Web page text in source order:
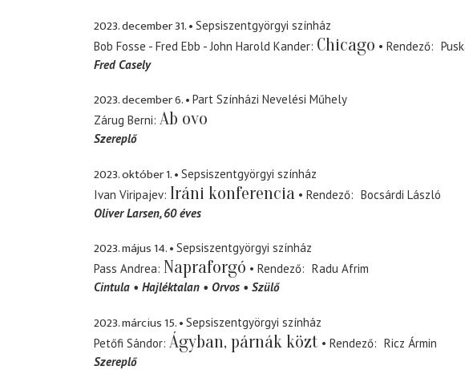
2023. december 31.
Sepsiszentgyörgyi színház
Bob Fosse - Fred Ebb - John Harold Kander Chicago Rendező
Fred Casely
2023. december 6.
Part Színházi Nevelési Műhely
Zárug Berni Ab ovo
Szereplő
2023. október 1.
Sepsiszentgyörgyi színház
Ivan Viripajev Iráni konferencia Rendező
Bocsárdi László
Oliver Larsen, 60 éves
2023. május 14.
Sepsiszentgyörgyi színház
Pass Andrea Napraforgó Rendező
Radu Afrim
Cintula
Hajléktalan Orvos Szülő
2023. március 15.
Sepsiszentgyörgyi színház
Petőfi Sándor Ágyban, párnák közt Rendező
Ricz Ármin
Szereplő